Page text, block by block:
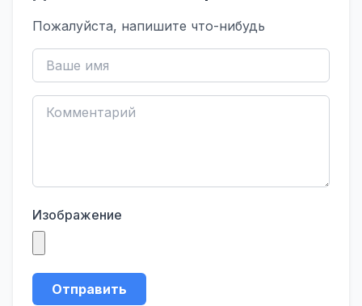
Пожалуйста, напишите что-нибудь
Изображение
Отправить